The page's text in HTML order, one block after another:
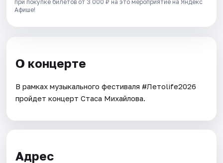
при покупке билетов от 3 000 ₽ на это мероприятие на Яндекс
Афише!
О концерте
В рамках музыкального фестиваля #Летоlife2026
пройдет концерт Стаса Михайлова.
Адрес